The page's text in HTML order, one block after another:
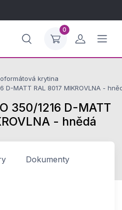
0
krytina
D-MATT RAL 8017 MIKROVLNA -
350/1216 D-MATT
- hnědá
Dokumenty